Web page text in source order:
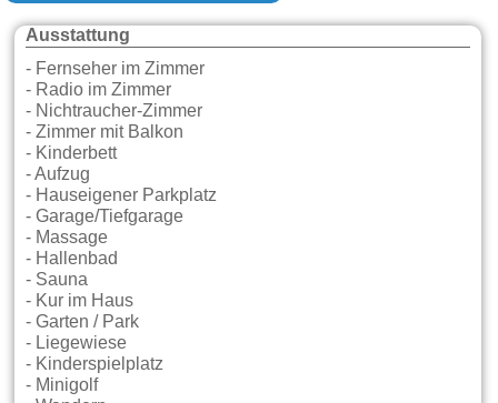
Ausstattung
- Fernseher im Zimmer
- Radio im Zimmer
- Nichtraucher-Zimmer
- Zimmer mit Balkon
- Kinderbett
- Aufzug
- Hauseigener Parkplatz
- Garage/Tiefgarage
- Massage
- Hallenbad
- Sauna
- Kur im Haus
- Garten / Park
- Liegewiese
- Kinderspielplatz
- Minigolf